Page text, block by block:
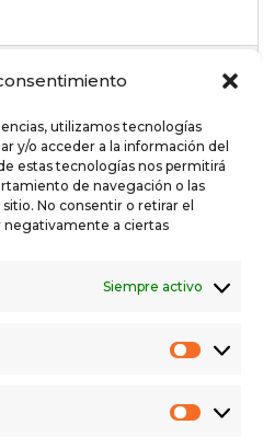
utilizamos tecnologías
y/o acceder a la información del
estas tecnologías nos permitirá
de navegación o las
No consentir o retirar el
a ciertas
Siempre activo